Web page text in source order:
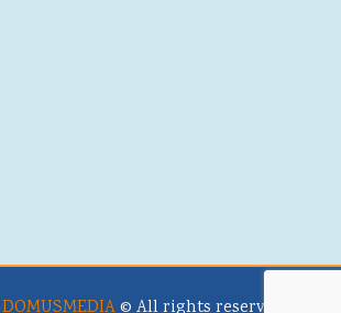
DOMUSMEDIA© All rights reserved